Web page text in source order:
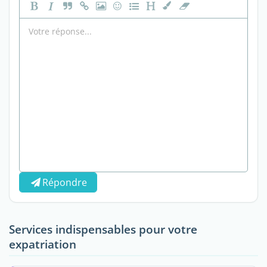
Répondre
Services indispensables pour votre
expatriation